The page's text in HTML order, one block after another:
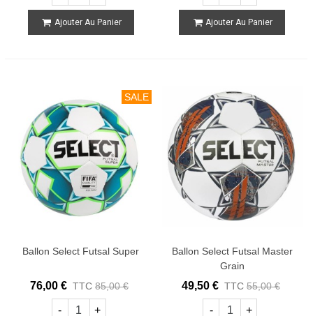
Ajouter Au Panier Ajouter Au Panier
SALE
Ballon Select Futsal Super
76,00 € TTC 85,00 €
- +
Ballon Select Futsal Master
Grain
49,50 € TTC 55,00 €
- +